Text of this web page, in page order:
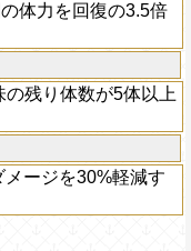
体力を回復の3.5倍
の残り体数が5体以上
メージを30%軽減す